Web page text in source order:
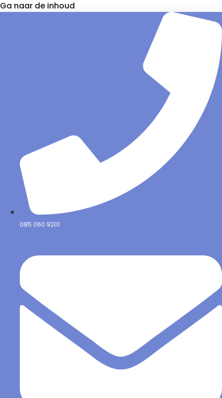
Ga naar de inhoud
085 060 9201